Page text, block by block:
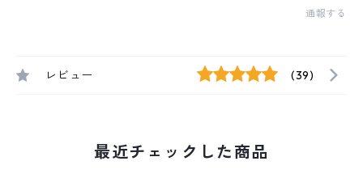
通報する
レビュー (39)
最近チェックした商品